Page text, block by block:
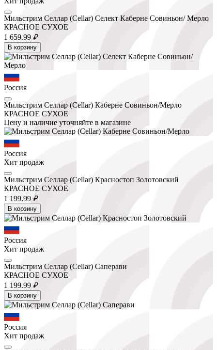
Мильстрим Селлар (Cellar) Селект Каберне Совиньон/ Мерло
КРАСНОЕ СУХОЕ
1 659.99 ₽
В корзину
Россия
Мильстрим Селлар (Cellar) Каберне Совиньон/Мерло
КРАСНОЕ СУХОЕ
Цену и наличие уточняйте в магазине
Россия
Хит продаж
Мильстрим Селлар (Cellar) Красностоп Золотовский
КРАСНОЕ СУХОЕ
1 199.99 ₽
В корзину
Россия
Хит продаж
Мильстрим Селлар (Cellar) Саперави
КРАСНОЕ СУХОЕ
1 199.99 ₽
В корзину
Россия
Хит продаж